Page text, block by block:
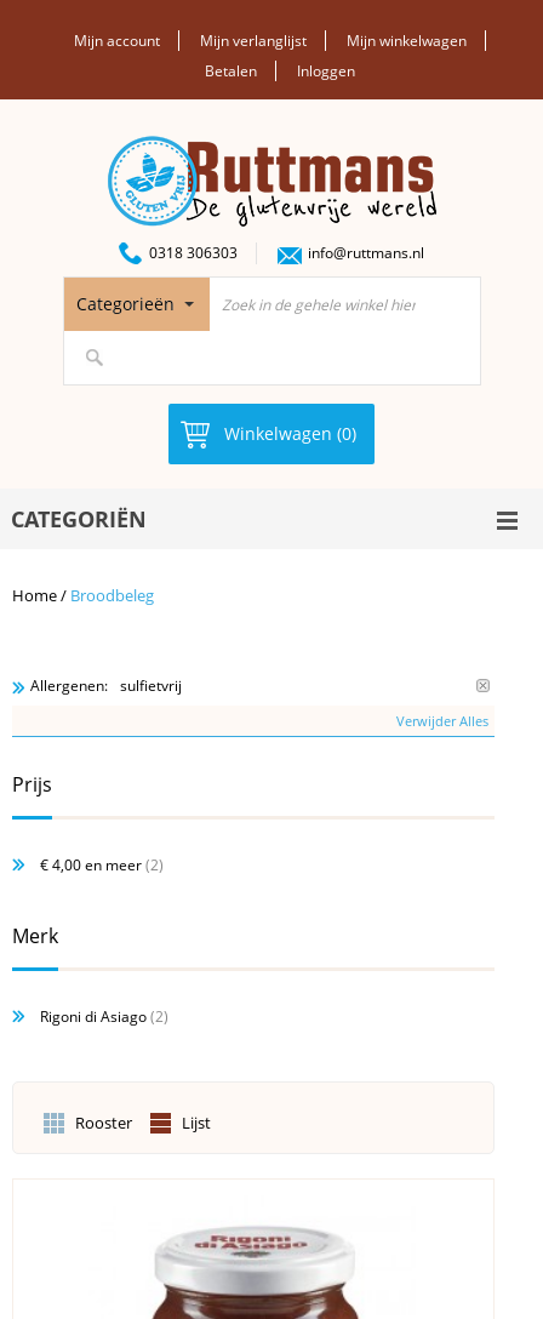
Mijn account Mijn verlanglijst
Mijn winkelwagen
Betalen
Inloggen
0318 306303 info@ruttmans.nl
Categorieën
Winkelwagen (0)
CATEGORIËN
Home/ Broodbeleg
Allergenen: sulfietvrij
Verwijder Alles
Prijs
€ 4,00en meer(2)
Merk
Rigoni di Asiago(2)
Rooster Lijst